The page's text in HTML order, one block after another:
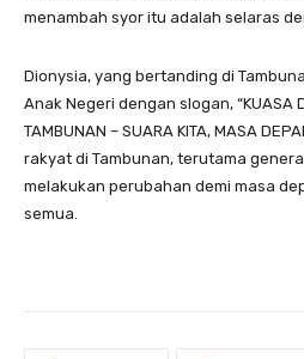
menambah syor itu adalah selaras
Dionysia, yang bertanding di
Anak Negeri dengan slogan, “KUASA
TAMBUNAN – SUARA KITA, MASA
rakyat di Tambunan, terutama
melakukan perubahan demi masa
semua.